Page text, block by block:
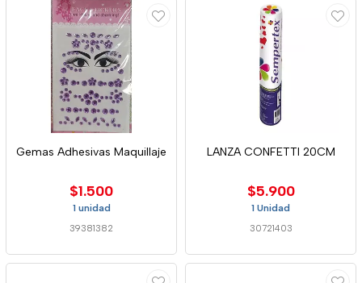
Gemas Adhesivas Maquillaje
$1.500
1 unidad
39381382
LANZA CONFETTI 20CM
$5.900
1 Unidad
30721403